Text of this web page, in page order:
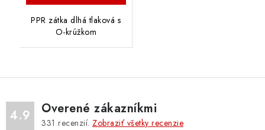
PPR zátka dlhá tlaková s
O-krúžkom
4.9 Overené zákazníkmi
331 recenzií. Zobraziť všetky recenzie